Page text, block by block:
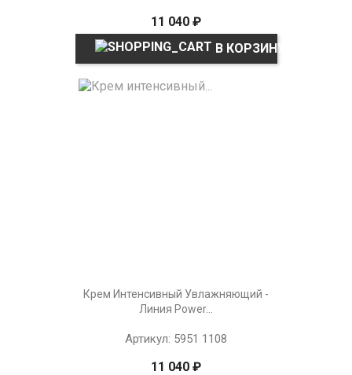
11 040 ₽
В КОРЗИНУ
Крем Интенсивный Увлажняющий -
Линия Power...
Артикул: 5951 1108
11 040 ₽